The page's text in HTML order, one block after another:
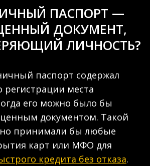
ПАСПОРТ —
ДОКУМЕНТ,
ЛИЧНОСТЬ?
паспорт содержал
места
его можно было бы
документом. Такой
принимали бы любые
карт или МФО для
кредита без отказа.